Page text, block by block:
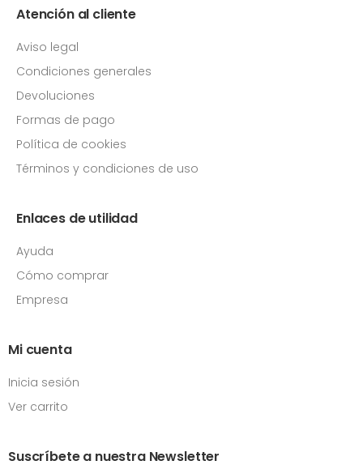
Atención al cliente
Aviso legal
Condiciones generales
Devoluciones
Formas de pago
Política de cookies
Términos y condiciones de uso
Enlaces de utilidad
Ayuda
Cómo comprar
Empresa
Mi cuenta
Inicia sesión
Ver carrito
Suscríbete a nuestra Newsletter